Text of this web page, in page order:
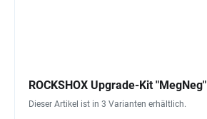
ROCKSHOX Upgrade-Kit "MegNeg"
Dieser Artikel ist in 3 Varianten erhältlich.